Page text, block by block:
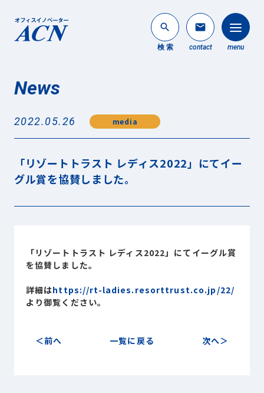
search
検 索
mail
contact menu
法人のお客様
個人のお客様
About ACN
ACNについて
事業内容
Sustainability
Recruit
News
2022.05.26 media
「リゾートトラスト レディス2022」にてイー
グル賞を協賛しました。
「リゾートトラスト レディス2022」にてイーグル賞
を協賛しました。
詳細はhttps://rt-ladies.resorttrust.co.jp/22/
より御覧ください。
前へ 一覧に戻る 次へ